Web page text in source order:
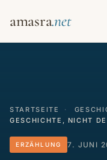
amasra
STARTSEITE ·
GESCHICHTE, NICHT
ERZÄHLUNG 7. JUNI